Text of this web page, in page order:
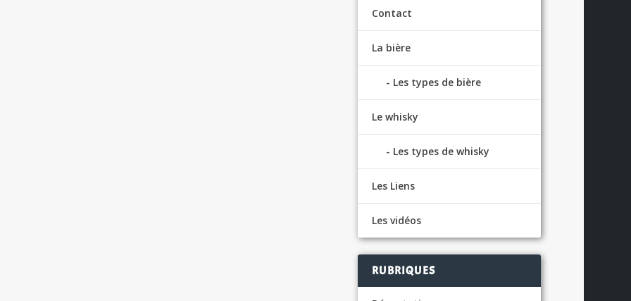
Contact
La bière
Les types de bière
Le whisky
Les types de whisky
Les Liens
Les vidéos
RUBRIQUES